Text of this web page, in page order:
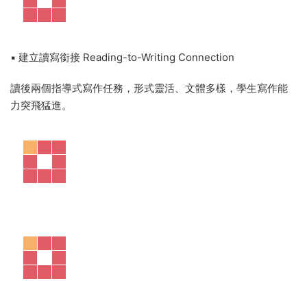
▪ 文章主題和難度與劍橋英語證書（YLE、KET、PET）和歐洲
語言共同框架相匹配
▪ 豐富的Fiction和Non-fiction文本，涵蓋各種體裁和文本類型